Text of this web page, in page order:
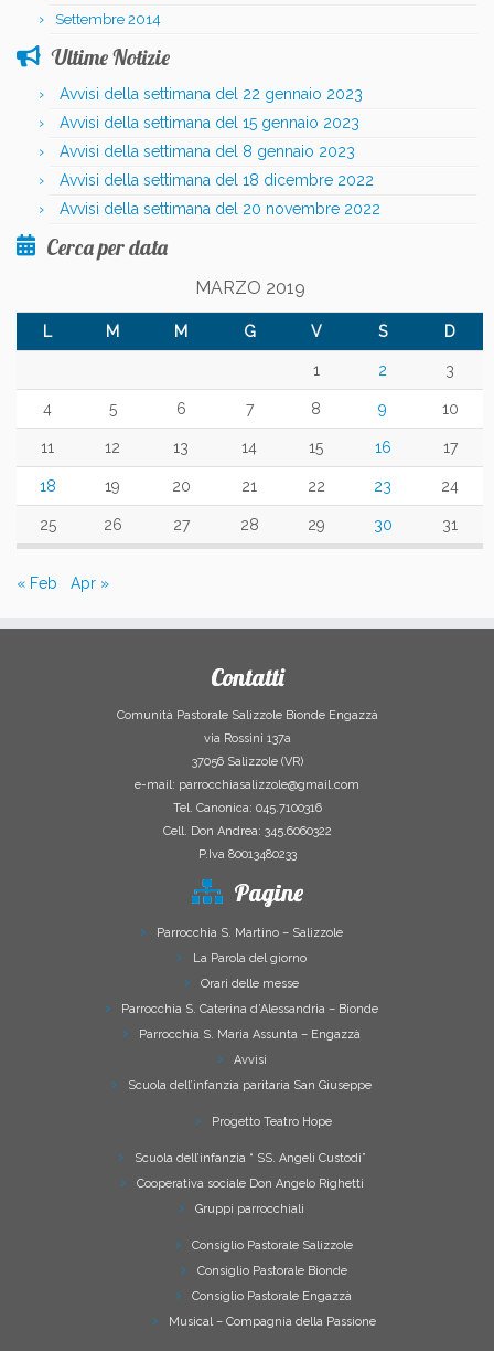
Settembre 2014
Ultime Notizie
Avvisi della settimana del 22 gennaio 2023
Avvisi della settimana del 15 gennaio 2023
Avvisi della settimana del 8 gennaio 2023
Avvisi della settimana del 18 dicembre 2022
Avvisi della settimana del 20 novembre 2022
Cerca per data
MARZO 2019
L M M G V S D
1 2 3
4 5 6 7 8 9 10
11 12 13 14 15 16 17
18 19 20 21 22 23 24
25 26 27 28 29 30 31
« Feb Apr »
Contatti
Comunità Pastorale Salizzole Bionde Engazzà
via Rossini 137a
37056 Salizzole (VR)
e-mail: parrocchiasalizzole@gmail.com
Tel. Canonica: 045.7100316
Cell. Don Andrea: 345.6060322
P.Iva 80013480233
Pagine
Parrocchia S. Martino – Salizzole
La Parola del giorno
Orari delle messe
Parrocchia S. Caterina d’Alessandria – Bionde
Parrocchia S. Maria Assunta – Engazzà
Avvisi
Scuola dell’infanzia paritaria San Giuseppe
Progetto Teatro Hope
Scuola dell’infanzia “ SS. Angeli Custodi”
Cooperativa sociale Don Angelo Righetti
Gruppi parrocchiali
Consiglio Pastorale Salizzole
Consiglio Pastorale Bionde
Consiglio Pastorale Engazzà
Musical – Compagnia della Passione